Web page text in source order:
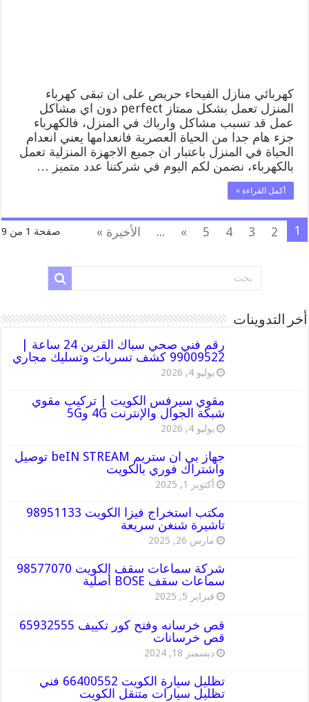
كهربائي منازل الفيحاء حريص على ان تبقى كهرباء
المنزل تعمل بشكل ممتاز perfect دون اي مشاكل
عمل قد تسبب مشاكل وارباك في المنزل، فالكهرباء
جزء هام جدا من الحياة العصرية فانعدامها يعني انعدام
الحياة في المنزل باعتبار ان جميع الاجهزة المنزلية تعمل
بالكهرباء، نضمن لكم اليوم في شركتنا عدد متميز …
أكمل القراءة »
صفحة 1 من 9 1
2
3
4
5
»
... الأخيرة »
أخر التدوينات
رقم فني صحي سباك القرين 24 ساعة |
99009522 كشف تسربات وتسليك مجاري
يوليو 4, 2026
مقوي سيرفس الكويت | تركيب مقوي
شبكة الجوال والإنترنت 4G و5G
يوليو 4, 2026
جهاز بي ان ستريم beIN STREAM توصيل
واشتراك فوري بالكويت
أكتوبر 1, 2025
مكتب استخراج فيزا الكويت 98951133
تاشيرة شنغن سريعة
مارس 26, 2025
شركة سماعات سقف الكويت 98577070
سماعات سقف BOSE أصلية
فبراير 5, 2025
قص خرسانه وفتح كور تكييف 65932555
قص خرسانات
ديسمبر 18, 2024
تظليل سيارة الكويت 66400552 فني
تظليل سيارات متنقل الكويت